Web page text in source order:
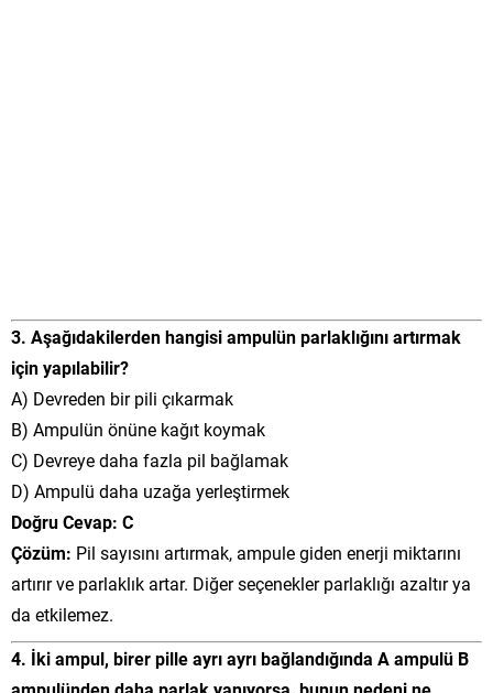
3. Aşağıdakilerden hangisi ampulün parlaklığını artırmak
için yapılabilir?
A) Devreden bir pili çıkarmak
B) Ampulün önüne kağıt koymak
C) Devreye daha fazla pil bağlamak
D) Ampulü daha uzağa yerleştirmek
Doğru Cevap: C
Çözüm: Pil sayısını artırmak, ampule giden enerji miktarını
artırır ve parlaklık artar. Diğer seçenekler parlaklığı azaltır ya
da etkilemez.
4. İki ampul, birer pille ayrı ayrı bağlandığında A ampulü B